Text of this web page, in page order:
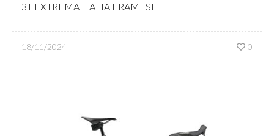
3T EXTREMA ITALIA FRAMESET
18/11/2024 0